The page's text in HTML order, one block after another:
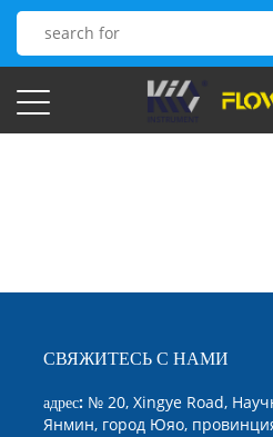
СВЯЖИТЕСЬ С НАМИ
адрес: № 20, Xingye Road,
Янмин, город Юяо,